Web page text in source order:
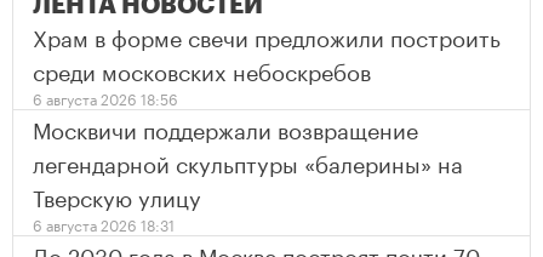
ЛЕНТА НОВОСТЕЙ
Храм в форме свечи предложили построить
среди московских небоскребов
6 августа 2026 18:56
Москвичи поддержали возвращение
легендарной скульптуры «балерины» на
Тверскую улицу
6 августа 2026 18:31